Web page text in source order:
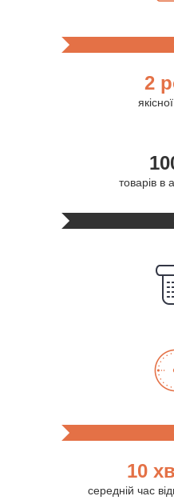
2
товарів в
10
середній час